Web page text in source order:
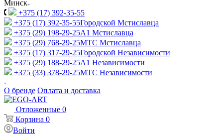
Минск
+375 (17) 392-35-55
+375 (17) 392-35-55Городской Мстиславца
+375 (29) 198-29-25A1 Мстиславца
+375 (29) 768-29-25МТС Мстиславца
+375 (17) 317-29-25Городской Независимости
+375 (29) 188-29-25A1 Независимости
+375 (33) 378-29-25МТС Независимости
О бренде Оплата и доставка
Отложенные 0
Корзина 0
Войти